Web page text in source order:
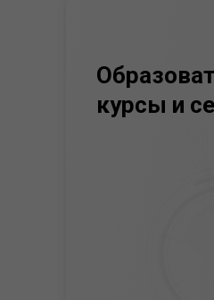
курсы и